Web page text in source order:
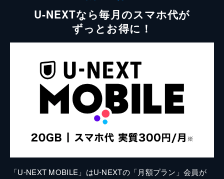
U-NEXTなら毎月のスマホ代が
ずっとお得に！
「U-NEXT MOBILE」はU-NEXTの「月額プラン」会員が